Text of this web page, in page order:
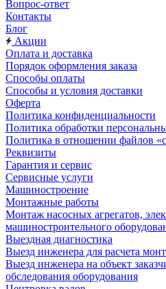
Вопрос-ответ
Контакты
Блог
Акции
Оплата и доставка
Порядок оформления заказа
Способы оплаты
Способы и условия доставки
Оферта
Политика конфиденциальности
Политика обработки
Политика в отношении файлов
Реквизиты
Гарантия и сервис
Сервисные услуги
Машиностроение
Монтажные работы
Монтаж насосных агрегатов,
машиностроительного
Выездная диагностика
Выезд инженера для расчета
Выезд инженера на объект
обследования оборудования